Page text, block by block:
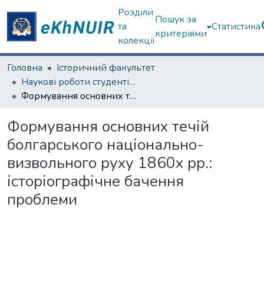
Розділи
та
колекції
Пошук за
критеріями
Статистика
Головна
Історичний факультет
Наукові роботи студентів та аспірантів. Історичний факультет
Формування основних течій болгарського національно-визвольного руху 1860х рр.: історіографічне бачення проблеми
Формування основних течій
болгарського національно-
визвольного руху 1860х рр.:
історіографічне бачення
проблеми